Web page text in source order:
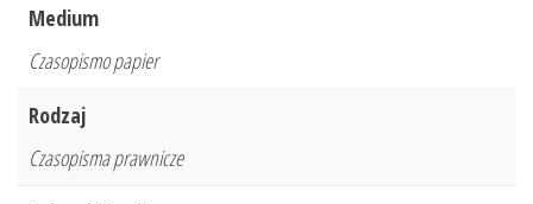
Medium
Czasopismo papier
Rodzaj
Czasopisma prawnicze